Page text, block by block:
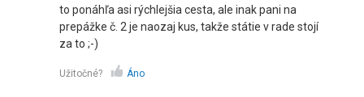
to ponáhľa asi rýchlejšia cesta, ale inak pani na
prepážke č. 2 je naozaj kus, takže státie v rade stojí
za to ;-)
Užitočné? Áno